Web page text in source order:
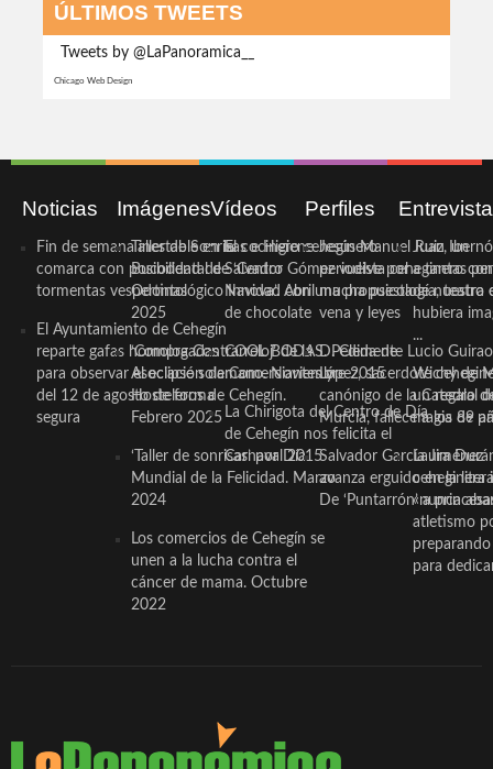
ÚLTIMOS TWEETS
Tweets by @LaPanoramica__
Chicago Web Design
Noticias
Fin de semana inestable en la
comarca con posibilidad de
tormentas vespertinas
El Ayuntamiento de Cehegín
reparte gafas homologadas
para observar el eclipse solar
del 12 de agosto de forma
segura
Imágenes
Taller de Sonrisas e Higiene
Bucodental de ‘Centro
Odontológico Innova’. Abril
2025
‘Compra Contrarreloj’ de la
Asociación de Comerciantes y
Hosteleros de Cehegín.
Febrero 2025
‘Taller de sonrisas’ por Día
Mundial de la Felicidad. Marzo
2024
Los comercios de Cehegín se
unen a la lucha contra el
cáncer de mama. Octubre
2022
Vídeos
El cocinero ceheginero
Salvador Gómez vuelve por
Navidad con una propuesta
de chocolate
COOL BODAS. Pedida de
mano. Noviembre 2015
La Chirigota del Centro de Día
de Cehegín nos felicita el
Carnaval 2015
Perfiles
Jesús Manuel Ruiz, un
periodista ceheginero con
mucha psicología, teatro
vena y leyes
D. Clemente Lucio Guirao
López, sacerdote
canónigo de la Catedral
Murcia, fallece a los 89
Salvador García Jiménez
avanza erguido en la
De ‘Puntarrón’ a
Juan
a tantas
de nuestra
hubiera
...
Wichy de
un regalo
magia de
Laura
ceheginera
«nunca
atletismo
para